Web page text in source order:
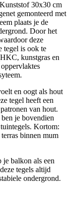
30x30 cm
gemonteerd met
plaats je de
Door het
deze
tegel is ook te
kunstgras en
en oogt als hout
tegel heeft een
van hout.
je bovendien
Kortom:
binnen mum
balkon als een
tegels altijd
ondergrond.